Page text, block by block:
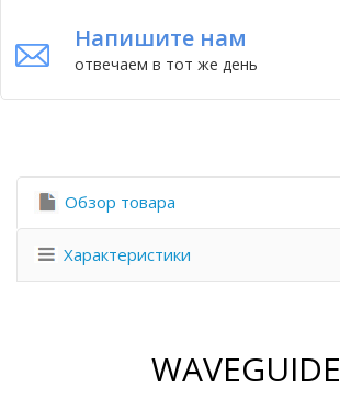
Напишите нам
отвечаем в тот же день
Обзор товара
Характеристики
WAVEGUIDE